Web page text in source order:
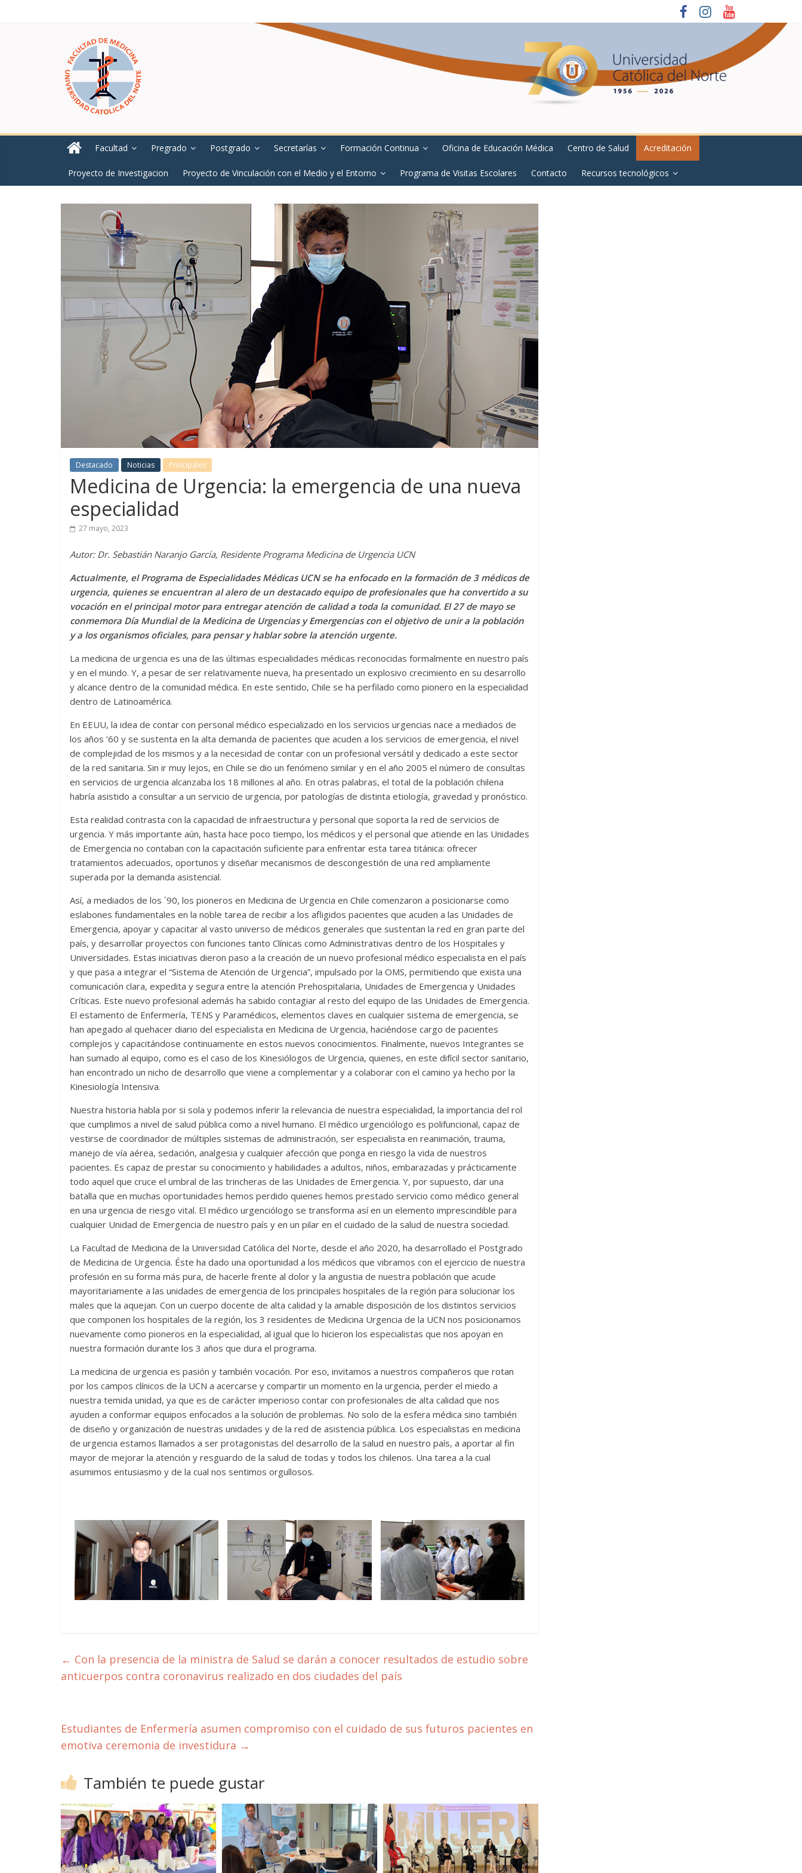
Facultad Pregrado Postgrado Secretarías Formación Continua Oficina de Educación Médica Centro de Salud Acreditación
Proyecto de Investigacion Proyecto de Vinculación con el Medio y el Entorno Programa de Visitas Escolares Contacto Recursos tecnológicos
Destacado Noticias Principales
Medicina de Urgencia: la emergencia de una nueva
especialidad
27 mayo, 2023
Autor: Dr. Sebastián Naranjo García, Residente Programa Medicina de Urgencia UCN
Actualmente, el Programa de Especialidades Médicas UCN se ha enfocado en la formación de 3 médicos de
urgencia, quienes se encuentran al alero de un destacado equipo de profesionales que ha convertido a su
vocación en el principal motor para entregar atención de calidad a toda la comunidad. El 27 de mayo se
conmemora Día Mundial de la Medicina de Urgencias y Emergencias con el objetivo de unir a la población
y a los organismos oficiales, para pensar y hablar sobre la atención urgente.
La medicina de urgencia es una de las últimas especialidades médicas reconocidas formalmente en nuestro país
y en el mundo. Y, a pesar de ser relativamente nueva, ha presentado un explosivo crecimiento en su desarrollo
y alcance dentro de la comunidad médica. En este sentido, Chile se ha perfilado como pionero en la especialidad
dentro de Latinoamérica.
En EEUU, la idea de contar con personal médico especializado en los servicios urgencias nace a mediados de
los años ’60 y se sustenta en la alta demanda de pacientes que acuden a los servicios de emergencia, el nivel
de complejidad de los mismos y a la necesidad de contar con un profesional versátil y dedicado a este sector
de la red sanitaria. Sin ir muy lejos, en Chile se dio un fenómeno similar y en el año 2005 el número de consultas
en servicios de urgencia alcanzaba los 18 millones al año. En otras palabras, el total de la población chilena
habría asistido a consultar a un servicio de urgencia, por patologías de distinta etiología, gravedad y pronóstico.
Esta realidad contrasta con la capacidad de infraestructura y personal que soporta la red de servicios de
urgencia. Y más importante aún, hasta hace poco tiempo, los médicos y el personal que atiende en las Unidades
de Emergencia no contaban con la capacitación suficiente para enfrentar esta tarea titánica: ofrecer
tratamientos adecuados, oportunos y diseñar mecanismos de descongestión de una red ampliamente
superada por la demanda asistencial.
Así, a mediados de los ´90, los pioneros en Medicina de Urgencia en Chile comenzaron a posicionarse como
eslabones fundamentales en la noble tarea de recibir a los afligidos pacientes que acuden a las Unidades de
Emergencia, apoyar y capacitar al vasto universo de médicos generales que sustentan la red en gran parte del
país, y desarrollar proyectos con funciones tanto Clínicas como Administrativas dentro de los Hospitales y
Universidades. Estas iniciativas dieron paso a la creación de un nuevo profesional médico especialista en el país
y que pasa a integrar el “Sistema de Atención de Urgencia”, impulsado por la OMS, permitiendo que exista una
comunicación clara, expedita y segura entre la atención Prehospitalaria, Unidades de Emergencia y Unidades
Críticas. Este nuevo profesional además ha sabido contagiar al resto del equipo de las Unidades de Emergencia.
El estamento de Enfermería, TENS y Paramédicos, elementos claves en cualquier sistema de emergencia, se
han apegado al quehacer diario del especialista en Medicina de Urgencia, haciéndose cargo de pacientes
complejos y capacitándose continuamente en estos nuevos conocimientos. Finalmente, nuevos Integrantes se
han sumado al equipo, como es el caso de los Kinesiólogos de Urgencia, quienes, en este difícil sector sanitario,
han encontrado un nicho de desarrollo que viene a complementar y a colaborar con el camino ya hecho por la
Kinesiología Intensiva.
Nuestra historia habla por si sola y podemos inferir la relevancia de nuestra especialidad, la importancia del rol
que cumplimos a nivel de salud pública como a nivel humano. El médico urgenciólogo es polifuncional, capaz de
vestirse de coordinador de múltiples sistemas de administración, ser especialista en reanimación, trauma,
manejo de vía aérea, sedación, analgesia y cualquier afección que ponga en riesgo la vida de nuestros
pacientes. Es capaz de prestar su conocimiento y habilidades a adultos, niños, embarazadas y prácticamente
todo aquel que cruce el umbral de las trincheras de las Unidades de Emergencia. Y, por supuesto, dar una
batalla que en muchas oportunidades hemos perdido quienes hemos prestado servicio como médico general
en una urgencia de riesgo vital. El médico urgenciólogo se transforma así en un elemento imprescindible para
cualquier Unidad de Emergencia de nuestro país y en un pilar en el cuidado de la salud de nuestra sociedad.
La Facultad de Medicina de la Universidad Católica del Norte, desde el año 2020, ha desarrollado el Postgrado
de Medicina de Urgencia. Éste ha dado una oportunidad a los médicos que vibramos con el ejercicio de nuestra
profesión en su forma más pura, de hacerle frente al dolor y la angustia de nuestra población que acude
mayoritariamente a las unidades de emergencia de los principales hospitales de la región para solucionar los
males que la aquejan. Con un cuerpo docente de alta calidad y la amable disposición de los distintos servicios
que componen los hospitales de la región, los 3 residentes de Medicina Urgencia de la UCN nos posicionamos
nuevamente como pioneros en la especialidad, al igual que lo hicieron los especialistas que nos apoyan en
nuestra formación durante los 3 años que dura el programa.
La medicina de urgencia es pasión y también vocación. Por eso, invitamos a nuestros compañeros que rotan
por los campos clínicos de la UCN a acercarse y compartir un momento en la urgencia, perder el miedo a
nuestra temida unidad, ya que es de carácter imperioso contar con profesionales de alta calidad que nos
ayuden a conformar equipos enfocados a la solución de problemas. No solo de la esfera médica sino también
de diseño y organización de nuestras unidades y de la red de asistencia pública. Los especialistas en medicina
de urgencia estamos llamados a ser protagonistas del desarrollo de la salud en nuestro país, a aportar al fin
mayor de mejorar la atención y resguardo de la salud de todas y todos los chilenos. Una tarea a la cual
asumimos entusiasmo y de la cual nos sentimos orgullosos.
← Con la presencia de la ministra de Salud se darán a conocer resultados de estudio sobre
anticuerpos contra coronavirus realizado en dos ciudades del país
Estudiantes de Enfermería asumen compromiso con el cuidado de sus futuros pacientes en
emotiva ceremonia de investidura →
También te puede gustar